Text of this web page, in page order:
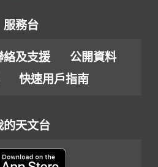
服務台
絡及支援
公開資料
快速用戶指南
的天文台